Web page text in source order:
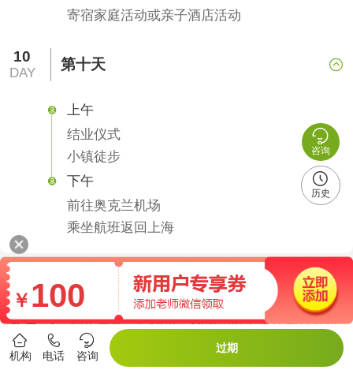
寄宿家庭活动或亲子酒店活动
10
DAY
第十天 

上午
结业仪式
小镇徒步

下午
前往奥克兰机场
乘坐航班返回上海
报名须知
备注：1、招生年龄：5-12岁，10周岁以下必须有父母陪
同。
2、寄宿家庭：5-12岁均可入住寄宿家庭；父母则建议入

机构

电话

咨询
过期

咨询

历史
￥ 100